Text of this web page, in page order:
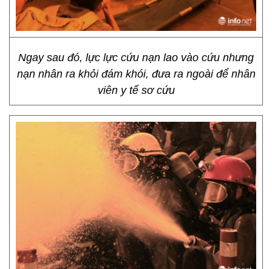
Ngay sau đó, lực lực cứu nạn lao vào cứu nhưng
nạn nhân ra khỏi đám khói, đưa ra ngoài để nhân
viên y tế sơ cứu